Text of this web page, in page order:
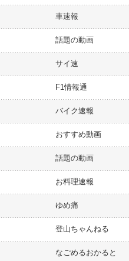
車速報
話題の動画
サイ速
F1情報通
バイク速報
おすすめ動画
話題の動画
お料理速報
ゆめ痛
登山ちゃんねる
なごめるおかると